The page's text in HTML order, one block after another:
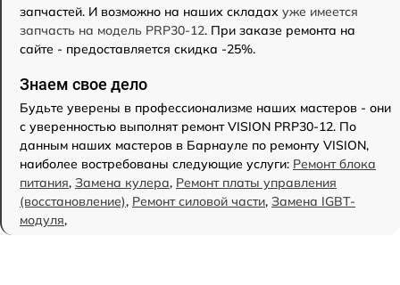
запчастей. И возможно на наших складах уже имеется
запчасть на модель PRP30-12. При заказе ремонта на
сайте - предоставляется скидка -25%.
Знаем свое дело
Будьте уверены в профессионализме наших мастеров - они
с уверенностью выполнят ремонт VISION PRP30-12. По
данным наших мастеров в Барнауле по ремонту VISION,
наиболее востребованы следующие услуги: Ремонт блока
питания, Замена кулера, Ремонт платы управления
(восстановление), Ремонт силовой части, Замена IGBT-
модуля,